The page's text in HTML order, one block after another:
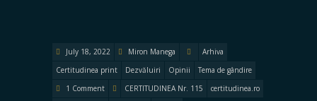
July 18, 2022 Miron Manega
Arhiva
Certitudinea print
Dezvăluiri Opinii
Tema de gândire
1 Comment
CERTITUDINEA Nr. 115
certitudinea.ro